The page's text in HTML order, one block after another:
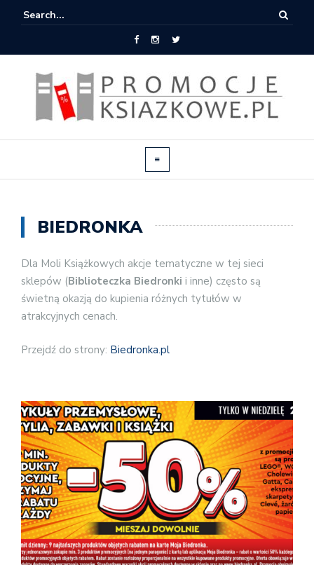
BIEDRONKA
Dla Moli Książkowych akcje tematyczne w tej sieci
sklepów (Biblioteczka Biedronki i inne) często są
świetną okazją do kupienia różnych tytułów w
atrakcyjnych cenach.
Przejdź do strony: Biedronka.pl